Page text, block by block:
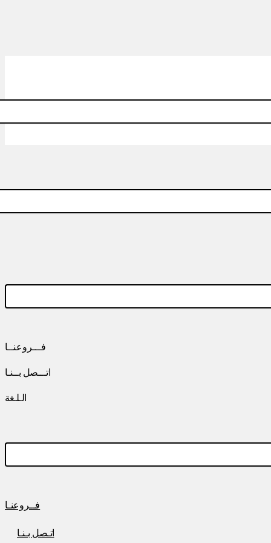
فـــروعنــا
اتـــصل بــنـا
الـلـغة
فــروعنـا
اتـصل بـنـا